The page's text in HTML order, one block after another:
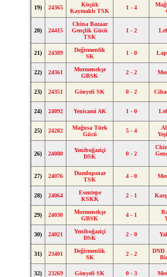
19) 24365
Küçük
Kaymaklı TSK
1 - 4
20) 24415
China Bazaar
Gençlik Gücü
TSK
1 - 2
21) 24389
Değirmenlik
SK
1 - 0
22) 24361
Mormenekşe
GBSK
2 - 2
23) 24351 Gönyeli SK 0 - 2
24) 24092 Yenicami AK 1 - 0
25) 24282
Mağusa Türk
Gücü
5 - 4
26) 24080
Yeniboğaziçi
DSK
0 - 2
27) 24076
Dumlupınar
TSK
4 - 0
28) 24064
Esentepe
KSKK
2 - 1
29) 24030
Mormenekşe
GBSK
4 - 1
30) 24021
Yeniboğaziçi
DSK
2 - 0
31) 23401
Değirmenlik
SK
2 - 2
DND
32) 23269 Gönyeli SK 0 - 3